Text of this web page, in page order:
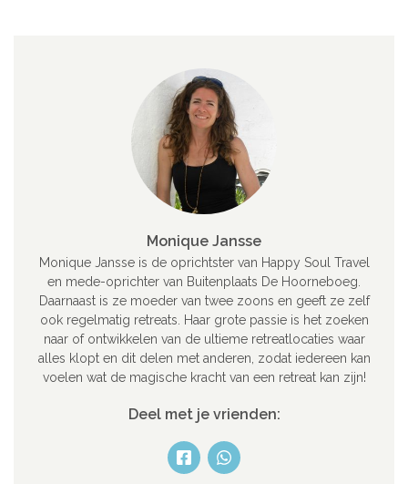
Monique Jansse
Monique Jansse is de oprichtster van Happy Soul Travel
en mede-oprichter van Buitenplaats De Hoorneboeg.
Daarnaast is ze moeder van twee zoons en geeft ze zelf
ook regelmatig retreats. Haar grote passie is het zoeken
naar of ontwikkelen van de ultieme retreatlocaties waar
alles klopt en dit delen met anderen, zodat iedereen kan
voelen wat de magische kracht van een retreat kan zijn!
Deel met je vrienden: